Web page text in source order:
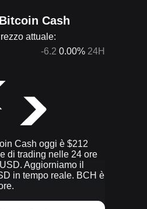
Cash
attuale:
-6.2 0.00% 24H
Cash oggi è $212
di trading nelle 24 ore
Aggiorniamo il
in tempo reale. BCH è